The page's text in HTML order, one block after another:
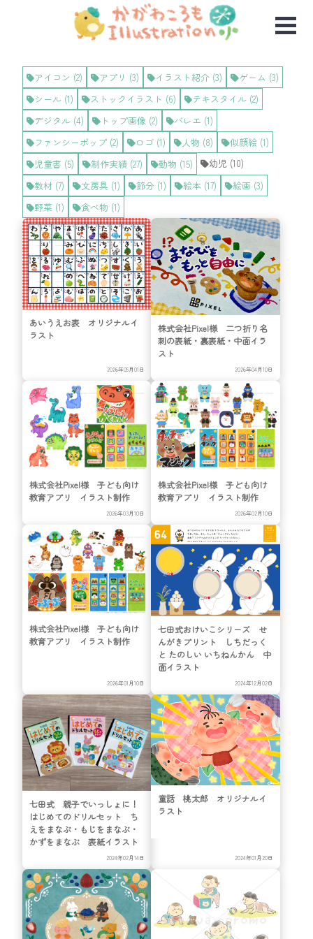
アイコン (2) アプリ (3) イラスト紹介 (3) ゲーム (3)
シール (1) ストックイラスト (6) テキスタイル (2)
デジタル (4) トップ画像(2) バレエ (1)
ファンシーポップ (2) ロゴ(1) 人物 (8) 似顔絵(1)
児童書 (5) 制作実績(27) 動物 (15) 幼児(10)
教材 (7) 文房具 (1) 節分 (1) 絵本(17) 絵画 (3)
野菜 (1) 食べ物 (1)
あいうえお表 オリジナルイ
ラスト
2026年05月01日
株式会社Pixel様 二つ折り名
刺の表紙・裏表紙・中面イラ
スト
2026年04月10日
株式会社Pixel様 子ども向け
教育アプリ イラスト制作
2026年03月10日
株式会社Pixel様 子ども向け
教育アプリ イラスト制作
2026年02月10日
株式会社Pixel様 子ども向け
教育アプリ イラスト制作
2026年01月10日
七田式おけいこシリーズ せ
んがきプリント しちだっく
と たのしい いちねんかん 中
面イラスト
2024年12月02日
七田式 親子でいっしょに！
はじめてのドリルセット ち
えをまなぶ・もじをまなぶ・
かずをまなぶ 表紙イラスト
2024年02月14日
童話 桃太郎 オリジナルイ
ラスト
2024年01月20日